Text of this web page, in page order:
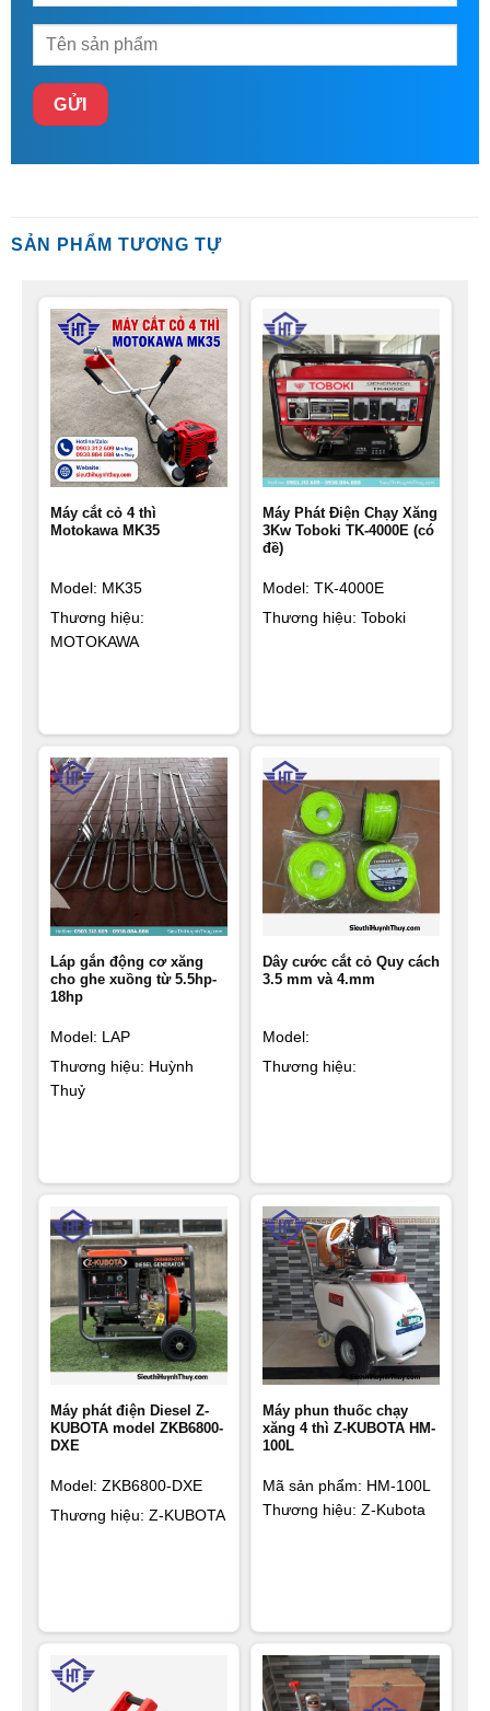
SẢN PHẨM TƯƠNG TỰ
Máy cắt cỏ 4 thì
Motokawa MK35
Model: MK35
Thương hiệu:
MOTOKAWA
Máy Phát Điện Chạy Xăng
3Kw Toboki TK-4000E (có
đề)
Model: TK-4000E
Thương hiệu: Toboki
Láp gắn động cơ xăng
cho ghe xuồng từ 5.5hp-
18hp
Model: LAP
Thương hiệu: Huỳnh
Thuỷ
Dây cước cắt cỏ Quy cách
3.5 mm và 4.mm
Model:
Thương hiệu:
Máy phát điện Diesel Z-
KUBOTA model ZKB6800-
DXE
Model: ZKB6800-DXE
Thương hiệu: Z-KUBOTA
Máy phun thuốc chạy
xăng 4 thì Z-KUBOTA HM-
100L
Mã sản phẩm: HM-100L
Thương hiệu: Z-Kubota